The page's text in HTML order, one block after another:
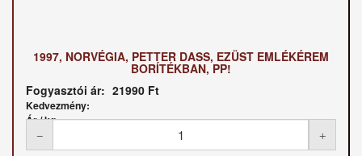
1997, NORVÉGIA, PETTER DASS, EZÜST EMLÉKÉREM
BORÍTÉKBAN, PP!
Fogyasztói ár: 21990 Ft
Kedvezmény:
Ár / kg: